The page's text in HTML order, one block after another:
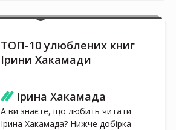
ТОП-10 улюблених книг
Ірини Хакамади
Ірина Хакамада
А ви знаєте, що любить читати
Ірина Хакамада? Нижче добірка